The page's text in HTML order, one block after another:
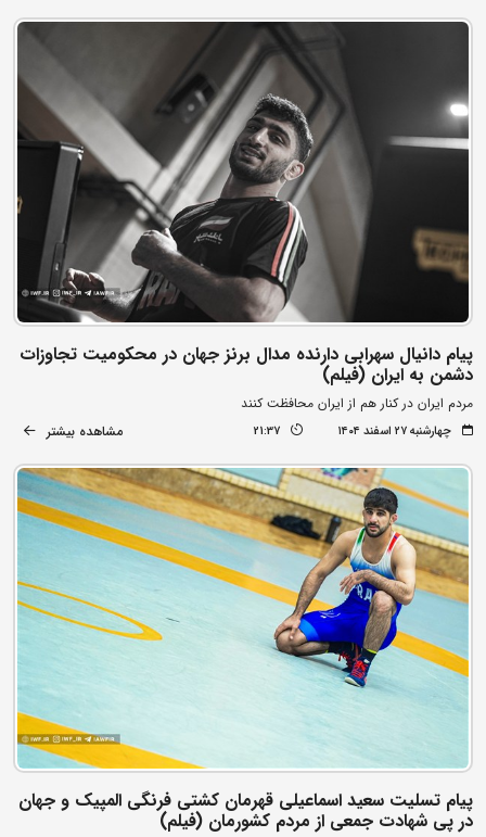
پیام دانیال سهرابی دارنده مدال برنز جهان در محکومیت تجاوزات
دشمن به ایران (فیلم)
مردم ایران در کنار هم از ایران محافظت کنند
چهارشنبه ۲۷ اسفند ۱۴۰۴ 21:37 مشاهده بیشتر
پیام تسلیت سعید اسماعیلی قهرمان کشتی فرنگی المپیک و جهان
در پی شهادت جمعی از مردم کشورمان (فیلم)